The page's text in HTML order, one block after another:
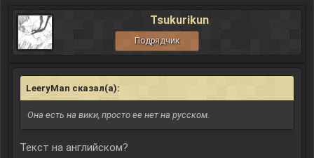
Tsukurikun
Подрядчик
LeeryMan сказал(а):
Она есть на вики, просто ее нет на русском.
Текст на английском?